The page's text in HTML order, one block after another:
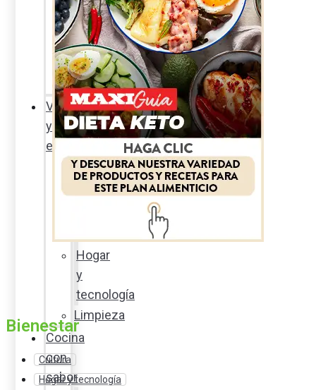
Sexualidad
responsable
En
la
percha
Vida
y
estilo
Productos
nuevos
Hogar
y
tecnología
Limpieza
Cocina
con
sabor
Bienestar
Cultura
Hogar y tecnología